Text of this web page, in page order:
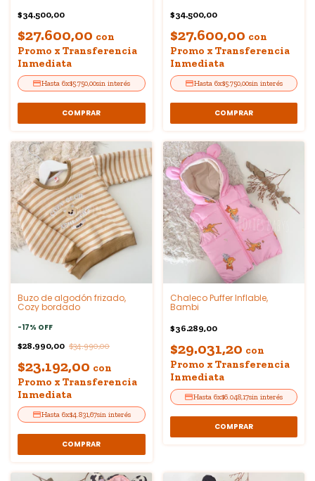
$34.500,00
$27.600,00 con
Promo x Transferencia
Inmediata
6x$5.750,00sin interés
COMPRAR
$34.500,00
$27.600,00 con
Promo x Transferencia
Inmediata
6x$5.750,00sin interés
COMPRAR
Buzo de algodón frizado,
Cozy bordado
-17% OFF
$28.990,00 $34.990,00
$23.192,00 con
Promo x Transferencia
Inmediata
6x$4.831,67sin interés
COMPRAR
Chaleco Puffer Inflable,
Bambi
$36.289,00
$29.031,20 con
Promo x Transferencia
Inmediata
6x$6.048,17sin interés
COMPRAR